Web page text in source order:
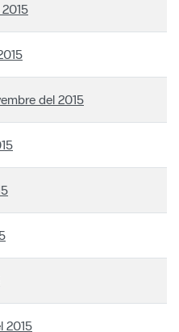
del 2015
2015